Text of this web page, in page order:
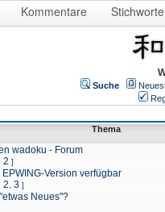
Kommentare Stichworte
Suche
Thema
wadoku - Forum
2 ]
Version verfügbar
2 3 ]
Neues"?